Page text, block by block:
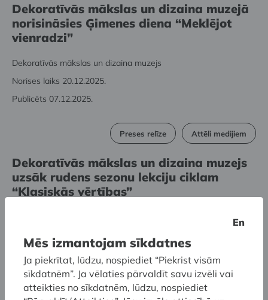
Dekoratīvās mākslas un dizaina muzejā
norisināsies Ģimenes diena “Meklējot
vienradzi”
Dekoratīvās mākslas un dizaina muzejs
Norises laiks 20.12.2025.
Publicēts 07.12.2025.
Preses relīze Attēli medijiem
Dekoratīvās mākslas un dizaina muzejs
uzsāk rudens sezonu lekciju ciklam
“Klasiskās vērtības”
Preses relīze Attēli medijiem
En
Mēs izmantojam sīkdatnes
Ja piekrītat, lūdzu, nospiediet “Piekrist visām
sīkdatnēm”. Ja vēlaties pārvaldīt savu izvēli vai
atteikties no sīkdatnēm, lūdzu, nospiediet